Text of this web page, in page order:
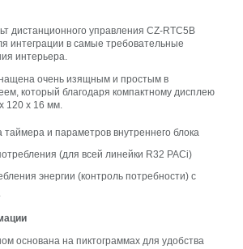
дистанционного управления CZ-RTC5B
интеграции в самые требовательные
интерьера.
очень изящным и простым в
который благодаря компактному дисплею
120 x 16 мм.
таймера и параметров внутреннего блока
(для всей линейки R32 PACi)
энергии (контроль потребности) с
основана на пиктограммах для удобства